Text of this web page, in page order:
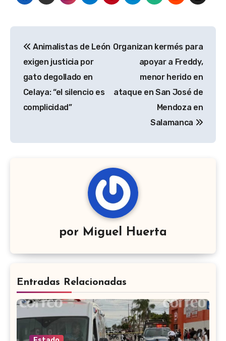
de
entradas
Animalistas de León
exigen justicia por
gato degollado en
Celaya: “el silencio es
complicidad”
Organizan kermés para
apoyar a Freddy,
menor herido en
ataque en San José de
Mendoza en
Salamanca
por Miguel Huerta
Entradas Relacionadas